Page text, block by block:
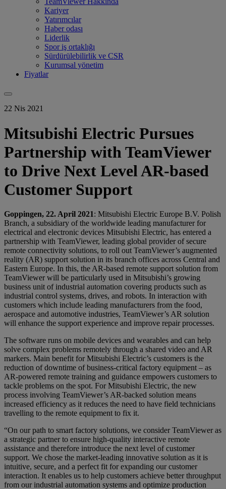
Kariyer
Yatırımcılar
Haber odası
Liderlik
Spor iş ortaklığı
Sürdürülebilirlik ve CSR
Kurumsal yönetim
Fiyatlar
22 Nis 2021
Mitsubishi Electric Pursues
Partnership with TeamViewer
to Drive Next Level AR-based
Customer Support
Goppingen, 22. April 2021: Mitsubishi Electric Europe B.V. Polish
Branch, a subsidiary of the worldwide leading manufacturer for
electrical and electronic devices Mitsubishi Electric, has entered a
partnership with TeamViewer, leading global provider of secure
remote connectivity solutions, to roll out TeamViewer’s augmented
reality (AR) support solution in its branch offices across Central and
Eastern Europe. In this, the AR-based remote support solution from
TeamViewer will be particularly used in Mitsubishi’s growing
business unit of industrial automation covering products such as
industrial control systems, drives, and robots. In interaction with
customers which include leading manufacturers from the food,
aerospace and automotive industries, TeamViewer’s AR solution
will enhance the support experience and improve repair processes.
The software runs on mobile devices and wearables and can help
solve complex problems remotely through a shared video and AR
markers. Main benefit for Mitsubishi Electric’s customers is the
reduction of downtime of business-critical factory equipment – as
AR-powered remote training and guidance empowers customers to
tackle problems on the spot. For Mitsubishi Electric, the new
process involving TeamViewer’s AR-backed solution means
increased efficiency as it reduces the need to have field technicians
travelling to the remote equipment to fix it.
“On our path to smart factory solutions, we consider TeamViewer as
a strategic partner to ensure high-quality interactive remote
assistance and therefore introduce the next level of customer
support. We chose the market-leading innovative solution as it is
intuitive, secure, and a perfect fit for expanding our customer
interaction. It enables us to help customers achieve better throughput
from our industrial automation systems and optimize production